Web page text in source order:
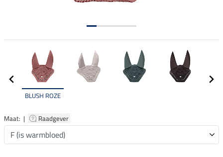
BLUSH ROZE
Maat: | Raadgever